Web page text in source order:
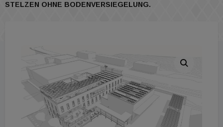
STELZEN OHNE BODENVERSIEGELUNG.